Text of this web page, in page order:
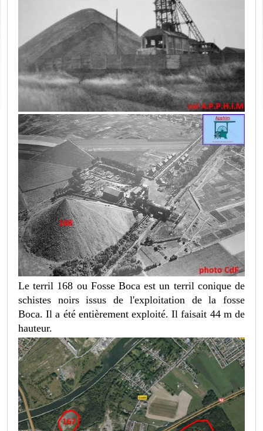
Le terril 168 ou Fosse Boca est un terril conique de
schistes noirs issus de l'exploitation de la fosse
Boca. Il a été entièrement exploité. Il faisait 44 m de
hauteur.